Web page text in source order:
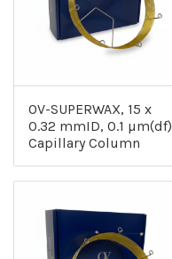
OV-SUPERWAX, 15 x
0.32 mmID, 0.1 µm(df)
Capillary Column